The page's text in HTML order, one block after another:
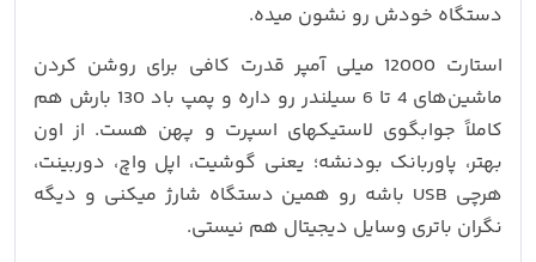
دستگاه خودش رو نشون میده.
استارت 12000 میلی‌ آمپر قدرت کافی برای روشن کردن
ماشین‌های 4 تا 6 سیلندر رو داره و پمپ باد 130 بارش هم
کاملاً جوابگوی لاستیکهای اسپرت و پهن هست. از اون
بهتر، پاوربانک بودنشه؛ یعنی گوشیت، اپل‌ واچ، دوربینت،
هرچی USB باشه رو همین دستگاه شارژ میکنی و دیگه
نگران باتری وسایل دیجیتال هم نیستی.